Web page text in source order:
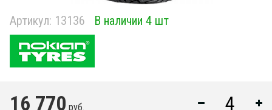
Артикул: 13136 В наличии 4 шт
16 770 руб.